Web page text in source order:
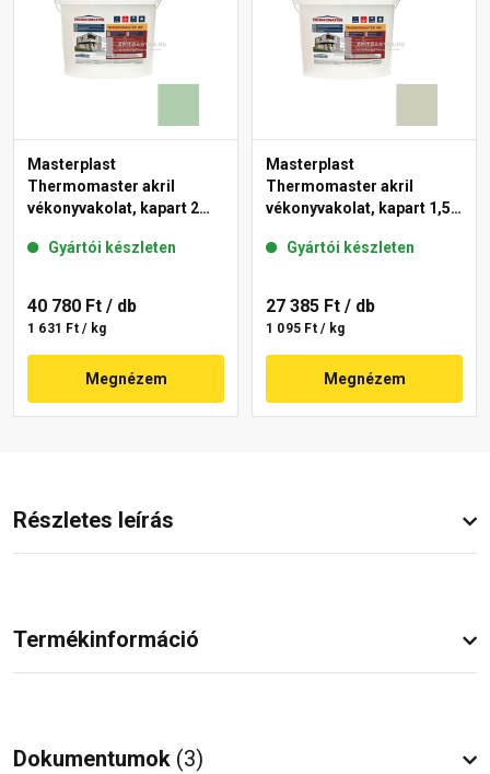
Masterplast
Thermomaster akril
vékonyvakolat, kapart 2
Gyártói készleten
40 780 Ft / db
1 631 Ft / kg
Megnézem
Masterplast
Thermomaster akril
vékonyvakolat, kapart 1,5
Gyártói készleten
27 385 Ft / db
1 095 Ft / kg
Megnézem
Részletes leírás
Termékinformáció
Dokumentumok (3)